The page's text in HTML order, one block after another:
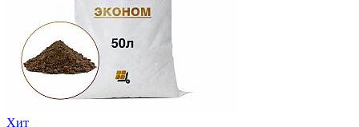
Хит